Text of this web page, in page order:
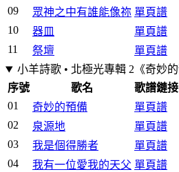
09
眾神之中有誰能像祢 單頁譜
10
器皿 單頁譜
11
祭壇 單頁譜
小羊詩歌 • 北極光專輯 2《奇妙的
序號
歌名 歌譜鏈接
01
奇妙的預備 單頁譜
02
泉源地 單頁譜
03
我是個得勝者 單頁譜
04
我有一位愛我的天父 單頁譜